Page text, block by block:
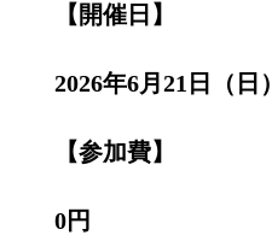
【開催日】
2026年6月21日（日）
【参加費】
0円